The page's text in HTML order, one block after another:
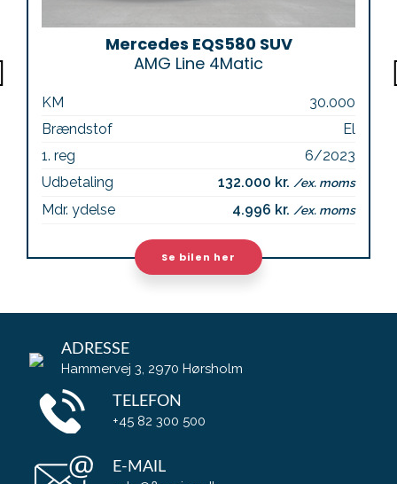
Mercedes EQS580 SUV
AMG Line 4Matic
KM
30.000
Brændstof
El
1. reg
6/2023
Udbetaling
132.000 kr. /ex. moms
Mdr. ydelse 4.996 kr. /ex. moms
Se bilen her
ADRESSE
Hammervej 3, 2970 Hørsholm
TELEFON
+45 82 300 500
E-MAIL